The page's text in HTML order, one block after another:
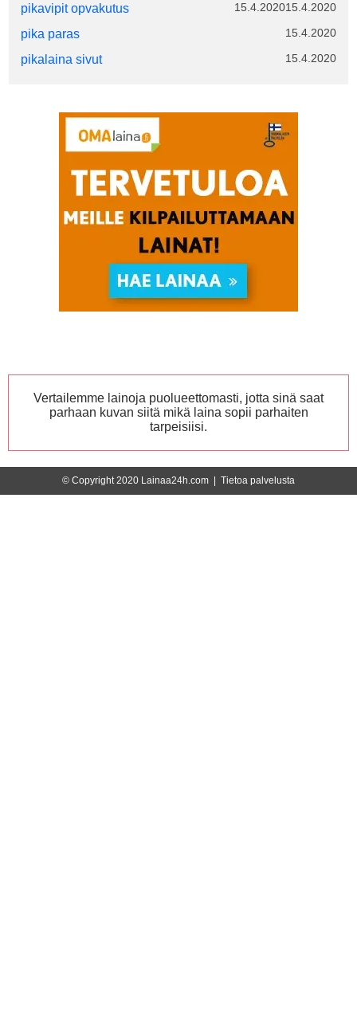
15.4.2020
pikavipit opvakutus 15.4.2020
pika paras 15.4.2020
pikalaina sivut 15.4.2020
Vertailemme lainoja puolueettomasti, jotta sinä saat
parhaan kuvan siitä mikä laina sopii parhaiten
tarpeisiisi.
© Copyright 2020 Lainaa24h.com | Tietoa palvelusta